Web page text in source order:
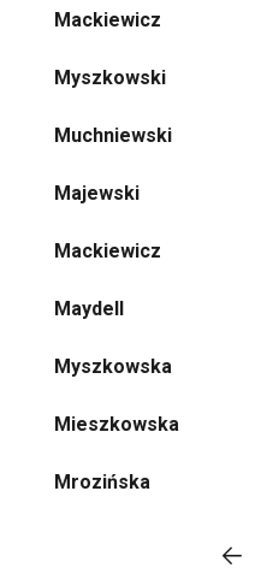
Mackiewicz
Myszkowski
Muchniewski
Majewski
Mackiewicz
Maydell
Myszkowska
Mieszkowska
Mrozińska